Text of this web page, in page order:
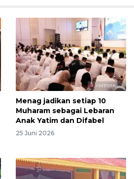
Menag jadikan setiap 10
Muharam sebagai Lebaran
Anak Yatim dan Difabel
25 Juni 2026